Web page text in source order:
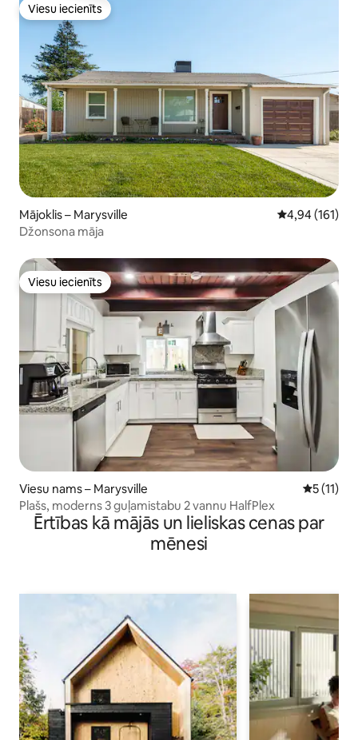
Viesu iecienīts
Viesu iecienīts
Mājoklis – Marysville Vidējais
4,94 (161)
Džonsona māja
Viesu iecienīts
Viesu iecienīts
Viesu nams – Marysville Vidējais
5 (11)
Plašs, moderns 3 guļamistabu 2 vannu HalfPlex
Ērtības kā mājās un lieliskas cenas par
mēnesi